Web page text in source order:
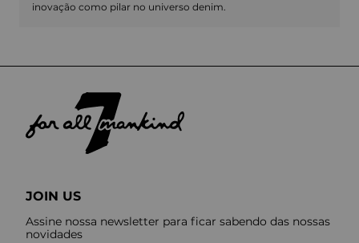
inovação como pilar no universo denim.
JOIN US
Assine nossa newsletter para ficar sabendo das nossas
novidades